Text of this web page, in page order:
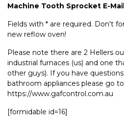
Machine Tooth Sprocket E-
Fields with * are required. Don't
new reflow oven!
Please note there are 2 Hellers
industrial furnaces (us) and one
other guys). If you have
bathroom appliances please go to
https://www.gafcontrol.com.au
[formidable id=16]